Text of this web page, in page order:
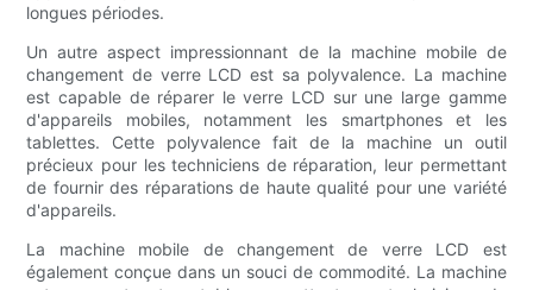
longues périodes.
Un autre aspect impressionnant de la machine mobile de
changement de verre LCD est sa polyvalence. La machine
est capable de réparer le verre LCD sur une large gamme
d'appareils mobiles, notamment les smartphones et les
tablettes. Cette polyvalence fait de la machine un outil
précieux pour les techniciens de réparation, leur permettant
de fournir des réparations de haute qualité pour une variété
d'appareils.
La machine mobile de changement de verre LCD est
également conçue dans un souci de commodité. La machine